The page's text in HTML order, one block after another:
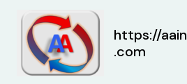
content
https://
.com